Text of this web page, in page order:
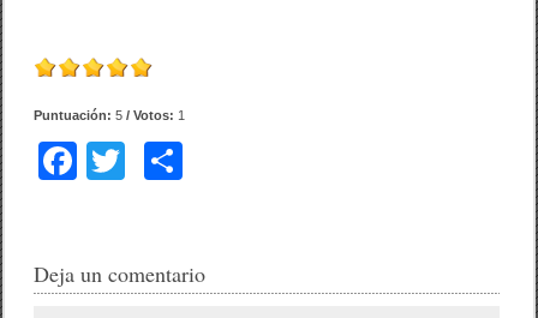
Puntuación:5 / Votos: 1
F
e
er p
Deja un comentario